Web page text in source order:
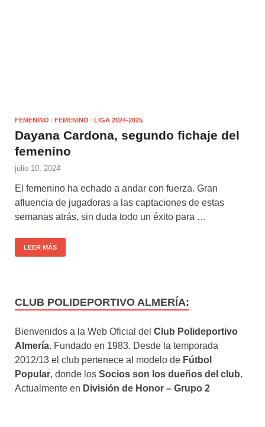
FEMENINO / FEMENINO / LIGA 2024-2025
Dayana Cardona, segundo fichaje del
femenino
julio 10, 2024
El femenino ha echado a andar con fuerza. Gran
afluencia de jugadoras a las captaciones de estas
semanas atrás, sin duda todo un éxito para …
LEER MÁS
CLUB POLIDEPORTIVO ALMERÍA:
Bienvenidos a la Web Oficial del Club Polideportivo
Almería. Fundado en 1983. Desde la temporada
2012/13 el club pertenece al modelo de Fútbol
Popular, donde los Socios son los dueños del club.
Actualmente en División de Honor – Grupo 2